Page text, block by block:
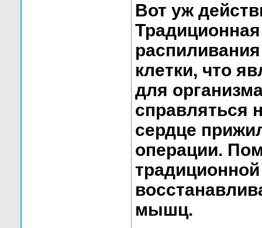
Вот уж
клетки, что
для
справляться
сердце
операции.
мышц.